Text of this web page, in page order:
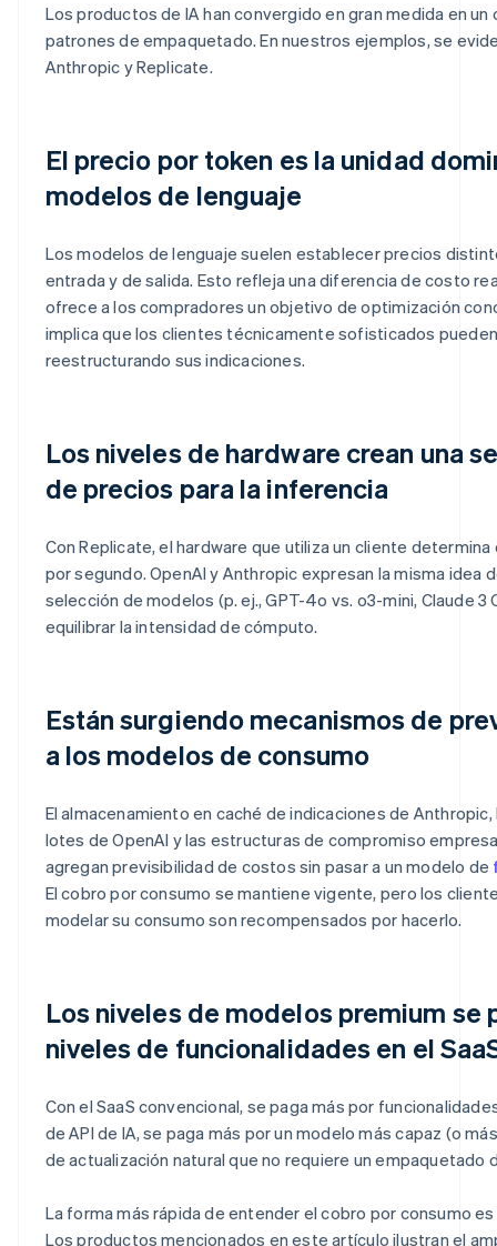
Los productos de IA han convergido en gran medida en
patrones de empaquetado. En nuestros ejemplos, se
Anthropic y Replicate.
El precio por token es la unidad
modelos de lenguaje
Los modelos de lenguaje suelen establecer precios
entrada y de salida. Esto refleja una diferencia de costo
ofrece a los compradores un objetivo de optimización
implica que los clientes técnicamente sofisticados
reestructurando sus indicaciones.
Los niveles de hardware crean una
de precios para la inferencia
Con Replicate, el hardware que utiliza un cliente
por segundo. OpenAI y Anthropic expresan la misma idea
selección de modelos (p. ej., GPT-4o vs. o3-mini, Claude 3
equilibrar la intensidad de cómputo.
Están surgiendo mecanismos de
a los modelos de consumo
El almacenamiento en caché de indicaciones de
lotes de OpenAI y las estructuras de compromiso
agregan previsibilidad de costos sin pasar a un modelo de
El cobro por consumo se mantiene vigente, pero los
modelar su consumo son recompensados por hacerlo.
Los niveles de modelos premium se
niveles de funcionalidades en el
Con el SaaS convencional, se paga más por
de API de IA, se paga más por un modelo más capaz (o
de actualización natural que no requiere un
La forma más rápida de entender el cobro por consumo
Los productos mencionados en este artículo ilustran el